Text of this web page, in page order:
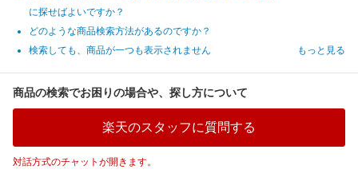
に探せばよいですか？
どのような商品検索方法があるのですか？
検索しても、商品が一つも表示されません
もっと見る
商品の検索でお困りの場合や、探し方について
楽天のスタッフに質問する
対話方式のチャットが開きます。